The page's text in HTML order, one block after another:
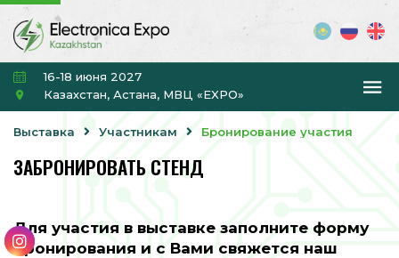
16-18 июня 2027
Казахстан, Астана, МВЦ «EXPO»
Выставка Участникам Бронирование участия
ЗАБРОНИРОВАТЬ СТЕНД
Для участия в выставке заполните форму
бронирования и с Вами свяжется наш